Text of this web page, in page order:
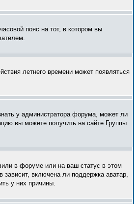
пояс на тот, в котором вы
летнего времени может появляться
у администратора форума, может ли
вы можете получить на сайте Группы
в форуме или на ваш статус в этом
зависит, включена ли поддержка аватар,
у них причины.